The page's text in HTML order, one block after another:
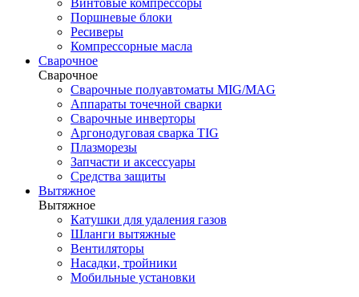
Винтовые компрессоры
Поршневые блоки
Ресиверы
Компрессорные масла
Сварочное
Сварочное
Сварочные полуавтоматы MIG/MAG
Аппараты точечной сварки
Сварочные инверторы
Аргонодуговая сварка TIG
Плазморезы
Запчасти и аксессуары
Средства защиты
Вытяжное
Вытяжное
Катушки для удаления газов
Шланги вытяжные
Вентиляторы
Насадки, тройники
Мобильные установки